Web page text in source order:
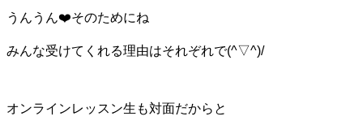
うんうん❤️そのためにね
みんな受けてくれる理由はそれぞれで(^▽^)/
オンラインレッスン生も対面だからと